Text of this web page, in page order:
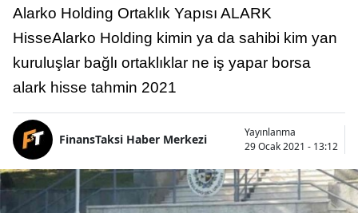
Alarko Holding Ortaklık Yapısı ALARK
HisseAlarko Holding kimin ya da sahibi kim yan
kuruluşlar bağlı ortaklıklar ne iş yapar borsa
alark hisse tahmin 2021
FinansTaksi Haber Merkezi
Yayınlanma
29 Ocak 2021 - 13:12